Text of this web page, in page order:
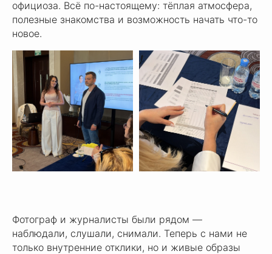
официоза. Всё по-настоящему: тёплая атмосфера,
полезные знакомства и возможность начать что-то
новое.
Фотограф и журналисты были рядом —
наблюдали, слушали, снимали. Теперь с нами не
только внутренние отклики, но и живые образы